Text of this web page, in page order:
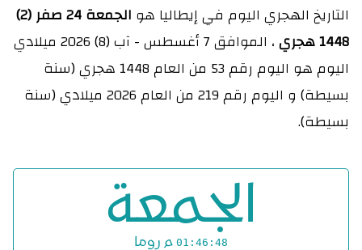
التاريخ الهجري اليوم في إيطاليا هو
الجمعة 24 صفر (2)
1448 هجري
، الموافق 7 أغسطس - آب (8) 2026 ميلادي
اليوم هو اليوم رقم 53 من العام 1448 هجري (سنة
بسيطة) و اليوم رقم 219 من العام 2026 ميلادي (سنة
بسيطة).
الجمعة
01:46:48 م روما